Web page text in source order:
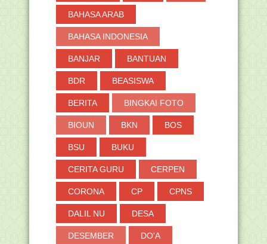
BAHASA ARAB
BAHASA INDONESIA
BANJAR BANTUAN
BDR BEASISWA
BERITA BINGKAI FOTO
BIOUN BKN BOS
BSU BUKU
CERITA GURU CERPEN
CORONA CP CPNS
DALIL NU DESA
DESEMBER DO'A